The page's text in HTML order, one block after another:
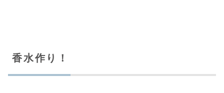
香水作り！